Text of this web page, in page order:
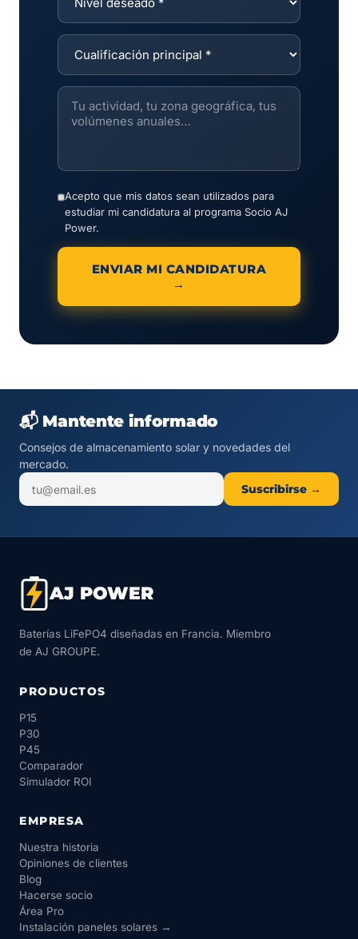
Acepto que mis datos sean utilizados para
estudiar mi candidatura al programa Socio AJ
Power.
ENVIAR MI CANDIDATURA
→
📬 Mantente informado
Consejos de almacenamiento solar y novedades del
mercado.
Suscribirse →
AJ POWER
Baterías LiFePO4 diseñadas en Francia. Miembro
de AJ GROUPE.
PRODUCTOS
P15
P30
P45
Comparador
Simulador ROI
EMPRESA
Nuestra historia
Opiniones de clientes
Blog
Hacerse socio
Área Pro
Instalación paneles solares →